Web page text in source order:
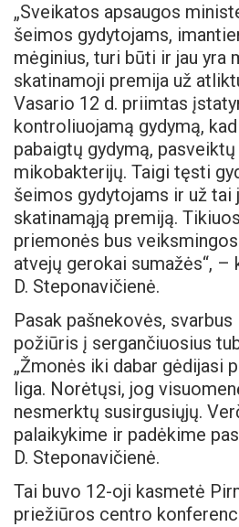
„Sveikatos apsaugos
šeimos gydytojams,
mėginius, turi būti ir jau yra
skatinamoji premija už
Vasario 12 d. priimtas
kontroliuojamą gydymą,
pabaigtų gydymą,
mikobakterijų. Taigi tęsti
šeimos gydytojams ir už tai
skatinamąją premiją.
priemonės bus
atvejų gerokai sumažės“, –
D. Steponavičienė.
Pasak pašnekovės,
požiūris į sergančiuosius
„Žmonės iki dabar gėdijasi
liga. Norėtųsi, jog
nesmerktų susirgusiųjų.
palaikykime ir padėkime
D. Steponavičienė.
Tai buvo 12-oji kasmetė
priežiūros centro